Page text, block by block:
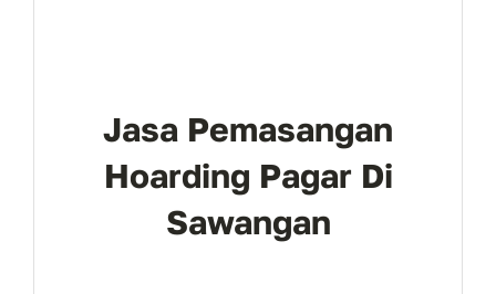
Jasa Pemasangan
Hoarding Pagar Di
Sawangan